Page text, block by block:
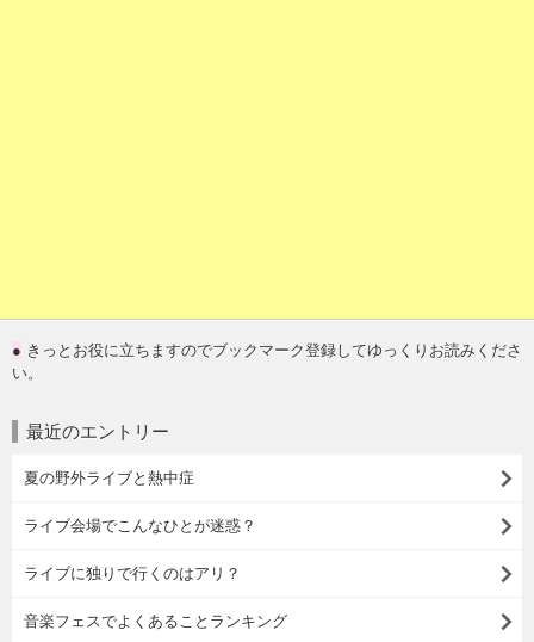
● きっとお役に立ちますのでブックマーク登録してゆっくりお読みくださ
い。
最近のエントリー
夏の野外ライブと熱中症
ライブ会場でこんなひとが迷惑？
ライブに独りで行くのはアリ？
音楽フェスでよくあることランキング